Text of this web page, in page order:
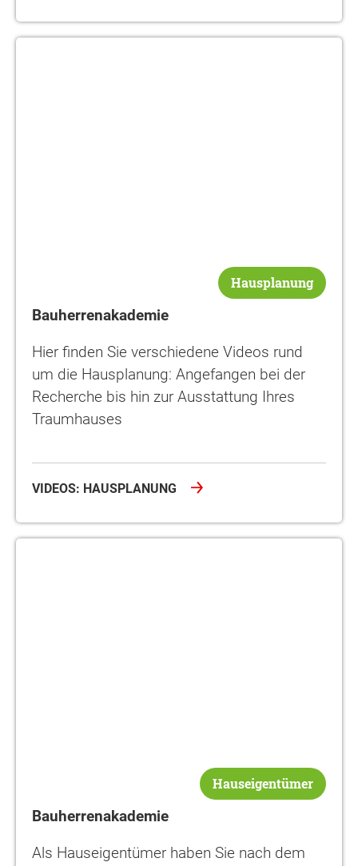
Hausplanung
Bauherrenakademie
Hier finden Sie verschiedene Videos rund
um die Hausplanung: Angefangen bei der
Recherche bis hin zur Ausstattung Ihres
Traumhauses
VIDEOS: HAUSPLANUNG
Hauseigentümer
Bauherrenakademie
Als Hauseigentümer haben Sie nach dem